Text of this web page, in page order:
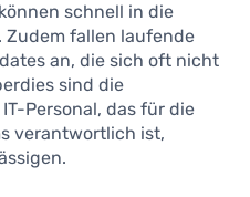
schnell in die
Zudem fallen laufende
an, die sich oft nicht
sind die
Personal, das für die
verantwortlich ist,